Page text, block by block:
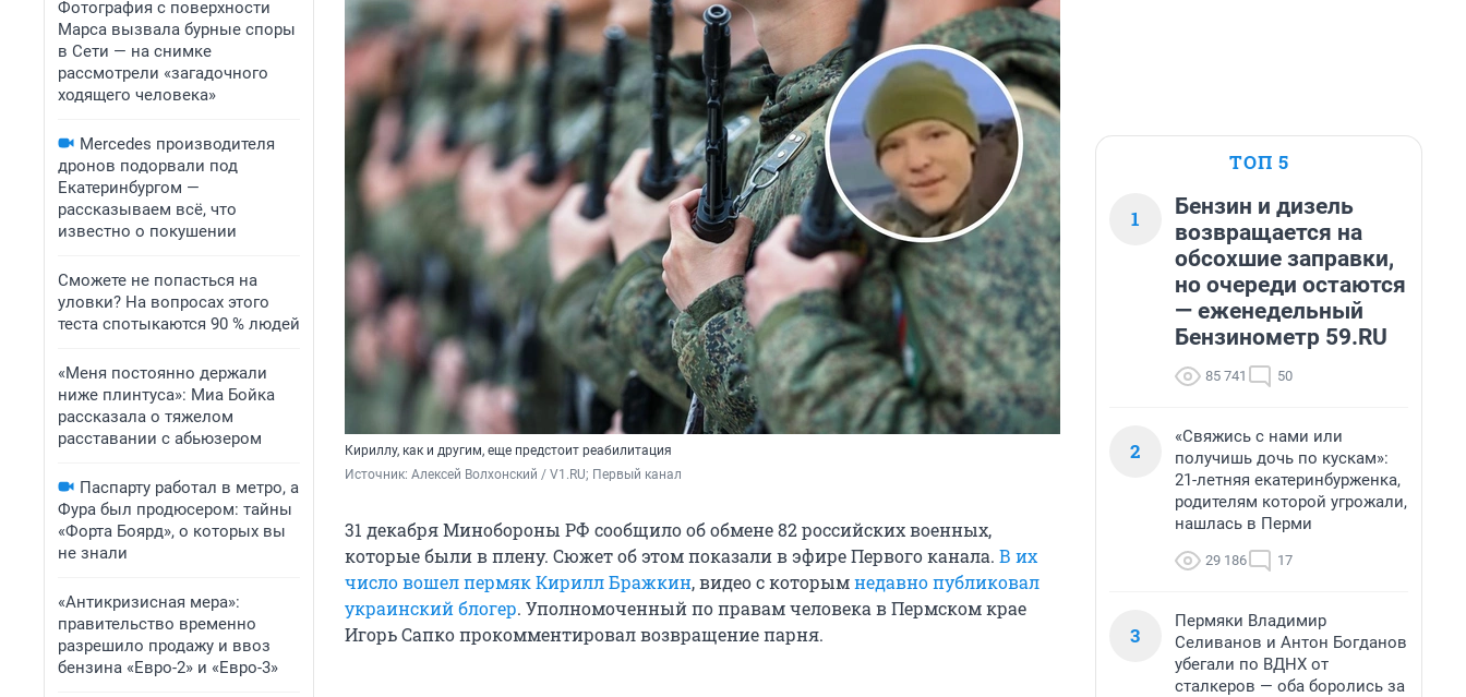
Фотография с поверхности
Марса вызвала бурные споры
в Сети — на снимке
рассмотрели «загадочного
ходящего человека»
Mercedes производителя
дронов подорвали под
Екатеринбургом —
рассказываем всё, что
известно о покушении
Сможете не попасться на
уловки? На вопросах этого
теста спотыкаются 90 % людей
«Меня постоянно держали
ниже плинтуса»: Миа Бойка
рассказала о тяжелом
расставании с абьюзером
Паспарту работал в метро, а
Фура был продюсером: тайны
«Форта Боярд», о которых вы
не знали
«Антикризисная мера»:
правительство временно
разрешило продажу и ввоз
бензина «Евро-2» и «Евро-3»
Кириллу, как и другим, еще предстоит реабилитация
Источник: Алексей Волхонский / V1.RU; Первый канал
31 декабря Минобороны РФ сообщило об обмене 82 российских военных,
которые были в плену. Сюжет об этом показали в эфире Первого канала. В их
число вошел пермяк Кирилл Бражкин, видео с которымнедавно публиковал
украинский блогер. Уполномоченный по правам человека в Пермском крае
Игорь Сапко прокомментировал возвращение парня.
ТОП 5
1
Бензин и дизель
возвращается на
обсохшие заправки,
но очереди остаются
— еженедельный
Бензинометр 59.RU
85 741 50
2
«Свяжись с нами или
получишь дочь по кускам»:
21-летняя екатеринбурженка,
родителям которой угрожали,
нашлась в Перми
29 186 17
3
Пермяки Владимир
Селиванов и Антон Богданов
убегали по ВДНХ от
сталкеров — оба боролись за